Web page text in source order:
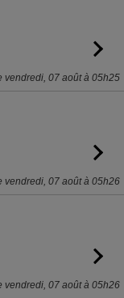
vendredi, 07 août à 05h25
vendredi, 07 août à 05h26
vendredi, 07 août à 05h26